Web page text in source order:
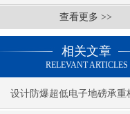
查看更多 >>
相关文章
RELEVANT ARTICLES
设计防爆超低电子地磅承重